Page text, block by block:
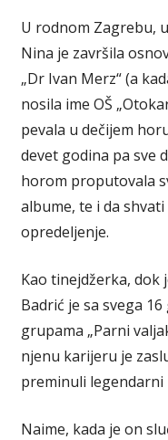
U rodnom Zagrebu,
Nina je završila
„Dr Ivan Merz“ (a
nosila ime OŠ
pevala u dečijem
devet godina pa sve
horom proputovala
albume, te i da
opredeljenje.
Kao tinejdžerka, dok
Badrić je sa svega
grupama „Parni
njenu karijeru je
preminuli legendarni
Naime, kada je on